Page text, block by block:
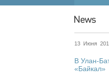
13 Июня
В Улан-
«Байкал»